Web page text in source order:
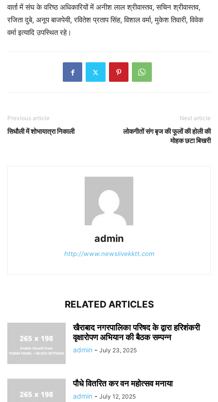
वार्ता में संघ के वरिष्ठ अधिकारियों में अनीश लाल श्रीवास्तव, सचिन श्रीवास्तव,
रजिता दुबे, अनूप बाजपेयी, रवितेश प्रताप सिंह, विशाल वर्मा, मुकेश तिवारी, विवेक
वर्मा इत्यादि उपस्थित रहे।
Previous article
सिधौली में शोभायात्रा निकाली
Next article
लोकगीतों संग बृज की फूलों की होली की
मोहक छटा बिखरी
admin
http://www.newslivekktt.com
RELATED ARTICLES
खैराबाद नगरपालिका परिषद के द्वारा हरिशंकरी
वृक्षारोपण अभियान की बैठक सम्पन्न
admin - July 23, 2025
पौधे वितरित कर वन महोत्सव मनाया
admin - July 12, 2025